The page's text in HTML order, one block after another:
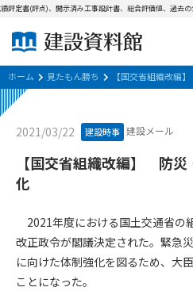
建設資料館とは
会員登録について
サポーター会員
定書(評点)、開示済み工事設計書、総合評価値、過去の
ホーム 見たもん勝ち 【国交省組織改編
2021/03/22 建設時事 建設メール
【国交省組織改編】 防
化
2021年度における国土交通省の
改正政令が閣議決定された。緊急
に向けた体制強化を図るため、大
ことになった。
パスワードの再発行
会員サービスの利用条件等につ
2. 管理者が建設資料館WEB上で
一部を構成するものとします。